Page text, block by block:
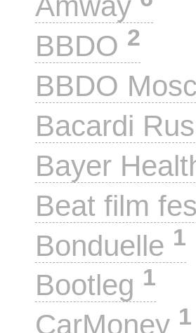
BBDO 2
BBDO
Bacardi Rus
Bayer
Beat film
Bonduelle 1
Bootleg 1
CarMoney 1